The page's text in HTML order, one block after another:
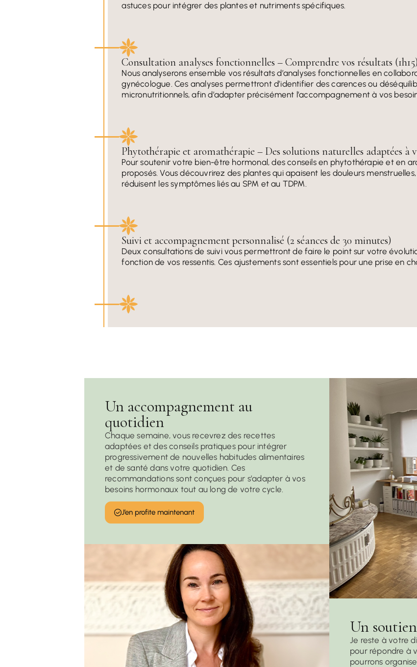
astuces pour intégrer des plantes et nutriments spécifiques.
Consultation analyses fonctionnelles – Comprendre vos résultats
Nous analyserons ensemble vos résultats d’analyses fonctionnelles en
gynécologue. Ces analyses permettront d’identifier des carences ou
micronutritionnels, afin d’adapter précisément l’accompagnement à vos
Phytothérapie et aromathérapie – Des solutions naturelles adaptées à
Pour soutenir votre bien-être hormonal, des conseils en phytothérapie et en
proposés. Vous découvrirez des plantes qui apaisent les douleurs
réduisent les symptômes liés au SPM et au TDPM.
Suivi et accompagnement personnalisé (2 séances de 30 minutes)
Deux consultations de suivi vous permettront de faire le point sur votre
fonction de vos ressentis. Ces ajustements sont essentiels pour une prise en
Un accompagnement au
quotidien
Chaque semaine, vous recevrez des recettes
adaptées et des conseils pratiques pour intégrer
progressivement de nouvelles habitudes alimentaires
et de santé dans votre quotidien. Ces
recommandations sont conçues pour s’adapter à vos
besoins hormonaux tout au long de votre cycle.
J’en profite maintenant
Un
Je reste à votre
pour répondre à
pourrons